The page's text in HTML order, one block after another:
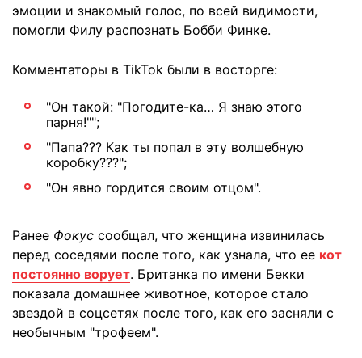
эмоции и знакомый голос, по всей видимости,
помогли Филу распознать Бобби Финке.
Комментаторы в TikTok были в восторге:
"Он такой: "Погодите-ка… Я знаю этого
парня!"";
"Папа??? Как ты попал в эту волшебную
коробку???";
"Он явно гордится своим отцом".
Ранее Фокус сообщал, что женщина извинилась
перед соседями после того, как узнала, что ее кот
постоянно ворует. Британка по имени Бекки
показала домашнее животное, которое стало
звездой в соцсетях после того, как его засняли с
необычным "трофеем".